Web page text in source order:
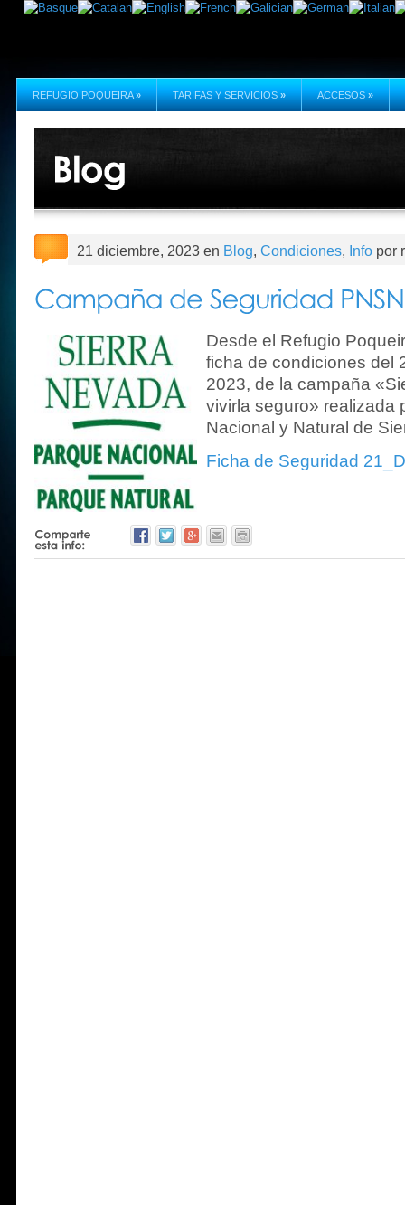
REFUGIO POQUEIRA » TARIFAS Y SERVICIOS » ACCESOS »
21 diciembre, 2023 en Blog, Condiciones, Info por
Desde el Refugio
ficha de condiciones del
2023, de la campaña
vivirla seguro» realizada
Nacional y Natural de
Ficha de Seguridad